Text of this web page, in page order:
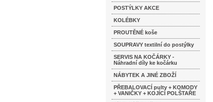
POSTÝLKY AKCE
KOLÉBKY
PROUTĚNÉ koše
SOUPRAVY textilní do postýlky
SERVIS NA KOČÁRKY -
Náhradní díly ke kočárku
NÁBYTEK A JINÉ ZBOŽÍ
PŘEBALOVACÍ pulty + KOMODY
+ VANIČKY + KOJÍCÍ POLŠTAŘE